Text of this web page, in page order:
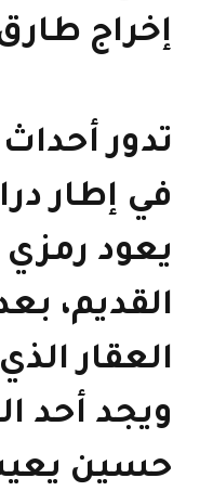
إخراج
تدور
في إطار
يعود رمزي
القديم،
العقار
ويجد أحد
حسين